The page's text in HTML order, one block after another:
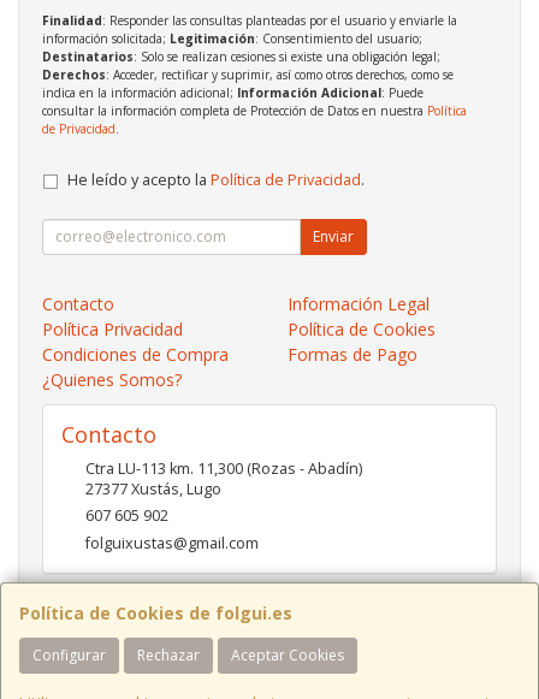
Política de Cookies de folgui.es
Configurar Rechazar Aceptar Cookies
Finalidad: Responder las consultas planteadas por el usuario y enviarle la
información solicitada; Legitimación: Consentimiento del usuario;
Destinatarios: Solo se realizan cesiones si existe una obligación legal;
Derechos: Acceder, rectificar y suprimir, así como otros derechos, como se
indica en la información adicional; Información Adicional: Puede
consultar la información completa de Protección de Datos en nuestra Política
de Privacidad
He leído y acepto la Política de Privacidad.
Enviar
Contacto
Información Legal
Política Privacidad
Política de Cookies
Condiciones de Compra
Formas de Pago
¿Quienes Somos?
Contacto
Ctra LU-113 km. 11,300 (Rozas - Abadín)
27377Xustás,Lugo
607 605 902
folguixustas@gmail.com
Horario
Lunes a viernes de 10:00 a 14:00 y de 16:00 a 20:00.
Sábados de 10:00 a 14:00 y de 16:00 a 19:00